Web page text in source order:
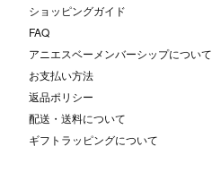
ショッピングガイド
FAQ
アニエスベーメンバーシップについて
お支払い方法
返品ポリシー
配送・送料について
ギフトラッピングについて